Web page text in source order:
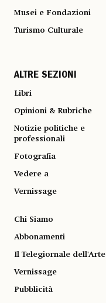
Musei e Fondazioni
Turismo Culturale
ALTRE SEZIONI
Libri
Opinioni & Rubriche
Notizie politiche e
professionali
Fotografia
Vedere a
Vernissage
Chi Siamo
Abbonamenti
Il Telegiornale dell'Arte
Vernissage
Pubblicità